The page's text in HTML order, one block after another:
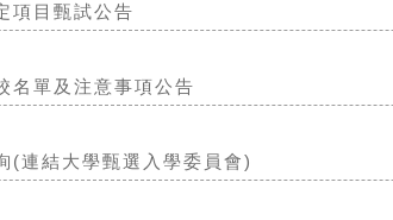
項目甄試公告
名單及注意事項公告
(連結大學甄選入學委員會)